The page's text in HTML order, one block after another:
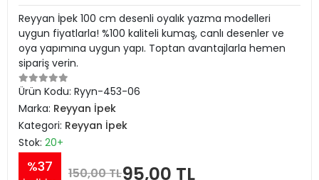
Reyyan İpek 100 cm desenli oyalık yazma modelleri
uygun fiyatlarla! %100 kaliteli kumaş, canlı desenler ve
oya yapımına uygun yapı. Toptan avantajlarla hemen
sipariş verin.
Ürün Kodu: Ryyn-453-06
Marka: Reyyan İpek
Kategori: Reyyan İpek
Stok: 20+
%37 150,00 TL95,00 TL